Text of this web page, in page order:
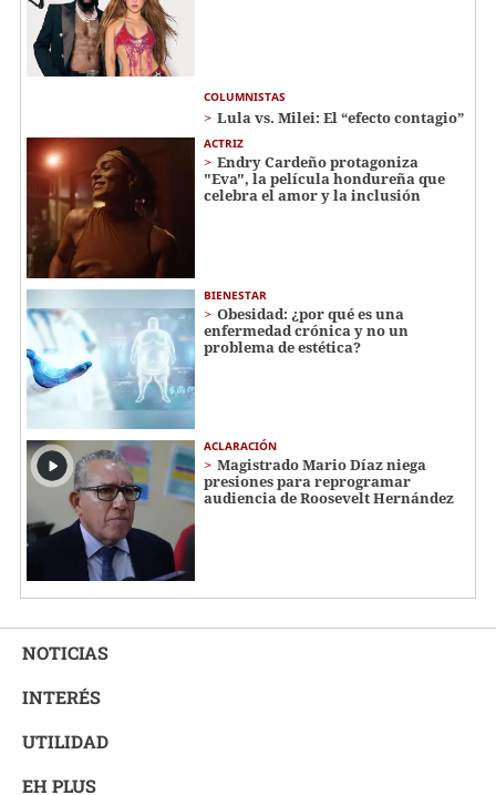
COLUMNISTAS
Lula vs. Milei: El “efecto contagio”
ACTRIZ
Endry Cardeño protagoniza
"Eva", la película hondureña que
celebra el amor y la inclusión
BIENESTAR
Obesidad: ¿por qué es una
enfermedad crónica y no un
problema de estética?
ACLARACIÓN
Magistrado Mario Díaz niega
presiones para reprogramar
audiencia de Roosevelt Hernández
NOTICIAS
INTERÉS
UTILIDAD
EH PLUS